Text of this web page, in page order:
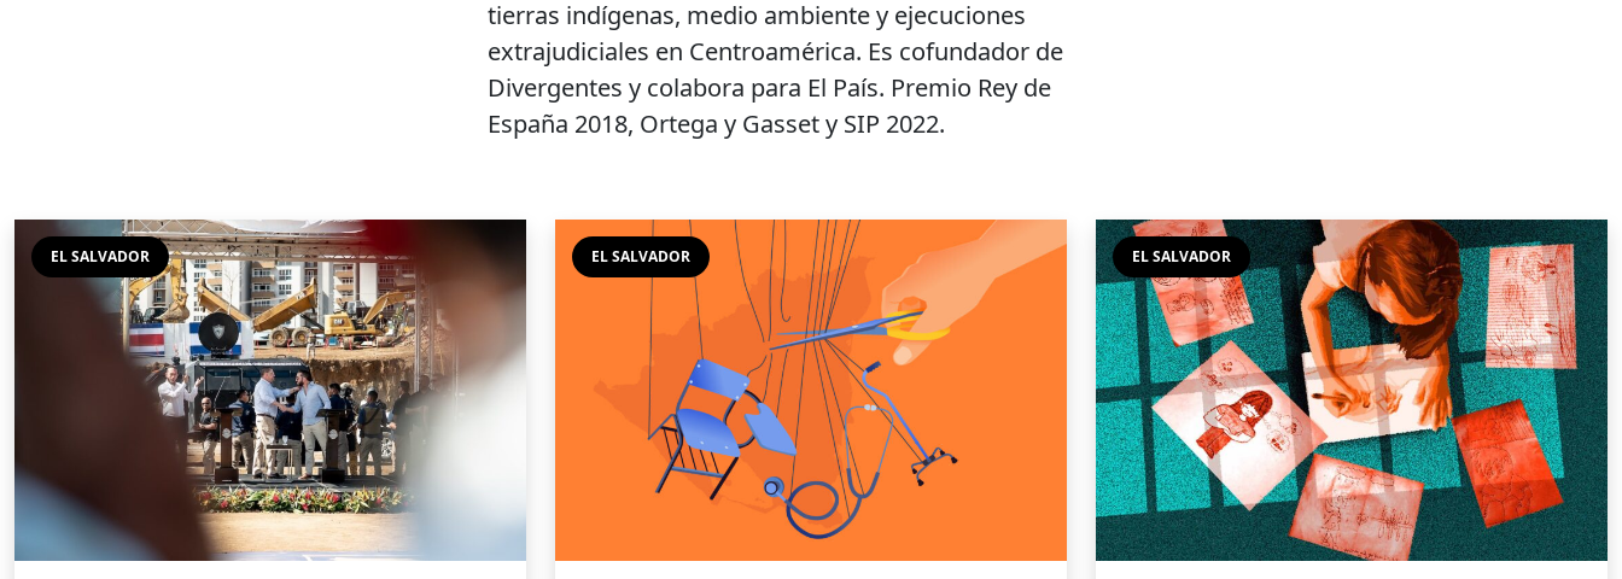
tierras indígenas, medio ambiente y ejecuciones
extrajudiciales en Centroamérica. Es cofundador de
Divergentes y colabora para El País. Premio Rey de
España 2018, Ortega y Gasset y SIP 2022.
EL SALVADOR EL SALVADOR EL SALVADOR